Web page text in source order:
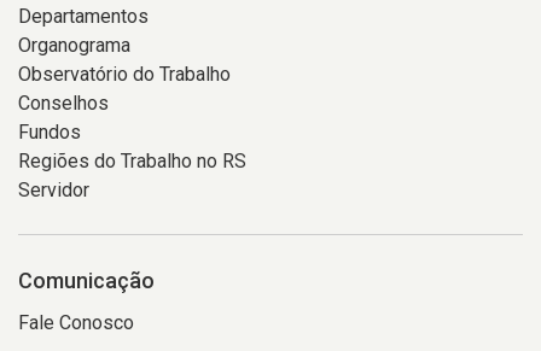
Departamentos
Organograma
Observatório do Trabalho
Conselhos
Fundos
Regiões do Trabalho no RS
Servidor
Comunicação
Fale Conosco